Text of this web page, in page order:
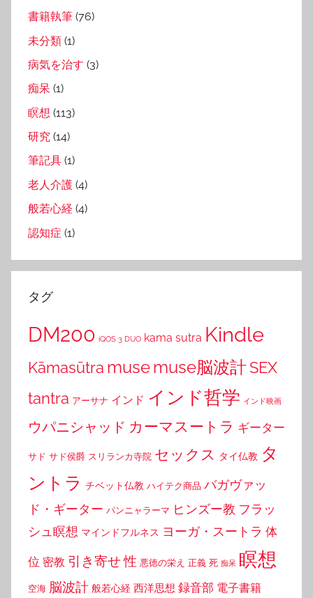
書籍執筆 (76)
未分類 (1)
病気を治す (3)
痴呆 (1)
瞑想 (113)
研究 (14)
筆記具 (1)
老人介護 (4)
般若心経 (4)
認知症 (1)
タグ
DM200 iQOS 3 DUO kama sutra Kindle
Kāmasūtra musemuse脳波計SEX
tantra アーサナ インド インド哲学 インド映画
ウパニシャッド カーマスートラ ギーター
サド サド侯爵 スリランカ寺院 セックス タイ仏教 タ
ントラ チベット仏教 ハイテク商品 バガヴァッ
ド・ギーター パンニャラーマ ヒンズー教 フラッ
シュ瞑想 マインドフルネス ヨーガ・スートラ 体
位 密教 引き寄せ性 悪徳の栄え 正義 死 痴呆 瞑想
空海 脳波計 般若心経 西洋思想 録音部 電子書籍